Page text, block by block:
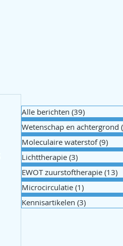
Alle berichten (39)
Wetenschap en achtergrond
Moleculaire waterstof (9)
Lichttherapie (3)
EWOT zuurstoftherapie (13)
Microcirculatie (1)
Kennisartikelen (3)